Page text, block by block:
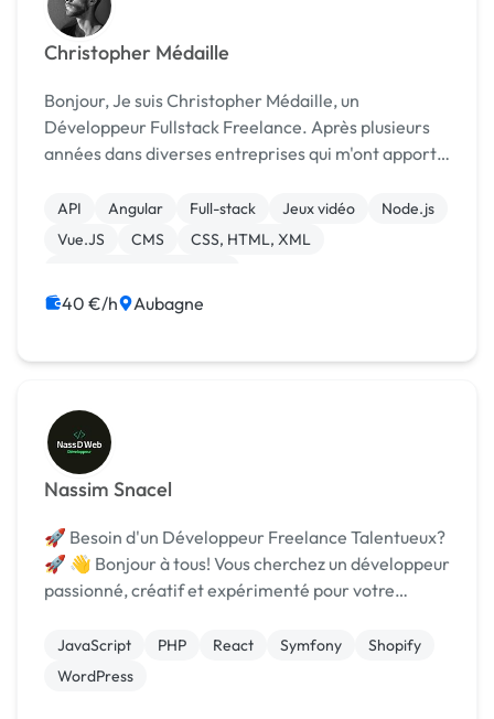
Christopher Médaille
Bonjour, Je suis Christopher Médaille, un
Développeur Fullstack Freelance. Après plusieurs
années dans diverses entreprises qui m'ont apporté
développement de mes compétences, j'ai décidé de
me lancer à ...
API Angular Full-stack Jeux vidéo
Node.js
Vue.JS
CMS
CSS, HTML, XML
Développement spécifique
40 €/h Aubagne
Nassim Snacel
🚀 Besoin d'un Développeur Freelance Talentueux?
🚀 👋 Bonjour à tous! Vous cherchez un développeur
passionné, créatif et expérimenté pour votre
développeur freelance spécialisé dans la création
d...
JavaScript PHP React Symfony
Shopify
WordPress